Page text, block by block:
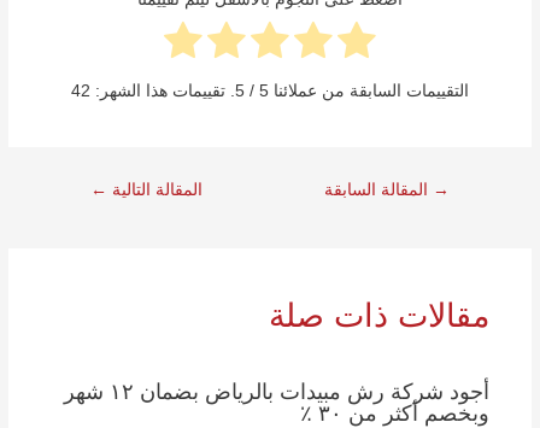
التقييمات السابقة من عملائنا 5 / 5. تقييمات هذا الشهر: 42
→ المقالة السابقة المقالة التالية ←
مقالات ذات صلة
أجود شركة رش مبيدات بالرياض بضمان ١٢ شهر
وبخصم أكثر من ٣٠ ٪